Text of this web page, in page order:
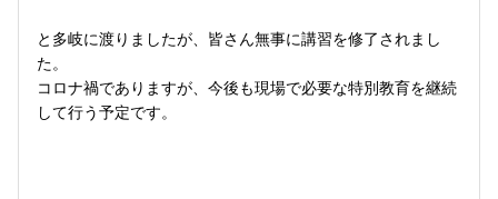
と多岐に渡りましたが、皆さん無事に講習を修了されまし
た。
コロナ禍でありますが、今後も現場で必要な特別教育を継続
して行う予定です。